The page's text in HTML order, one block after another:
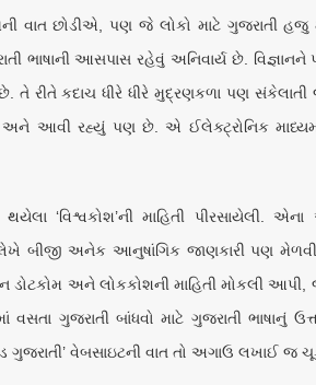
વાત છોડીએ, પણ જે લોકો માટે ગુજરાતી હજુ
ભાષાની આસપાસ રહેવું અનિવાર્ય છે. વિજ્ઞાનને
તે રીતે કદાચ ધીરે ધીરે મુદ્રણકળા પણ સંકેલાતી
આવી રહ્યું પણ છે. એ ઈલેક્ટ્રોનિક
‘વિશ્વકોશ’ની માહિતી પીરસાયેલી.
બીજી અનેક આનુષાંગિક જાણકારી પણ
અને લોકકોશની માહિતી મોકલી આપી,
વસતા ગુજરાતી બાંધવો માટે ગુજરાતી ભાષાનું
ગુજરાતી’ વેબસાઇટની વાત તો અગાઉ લખાઈ જ